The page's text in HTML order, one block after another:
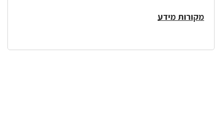
מקורות מידע